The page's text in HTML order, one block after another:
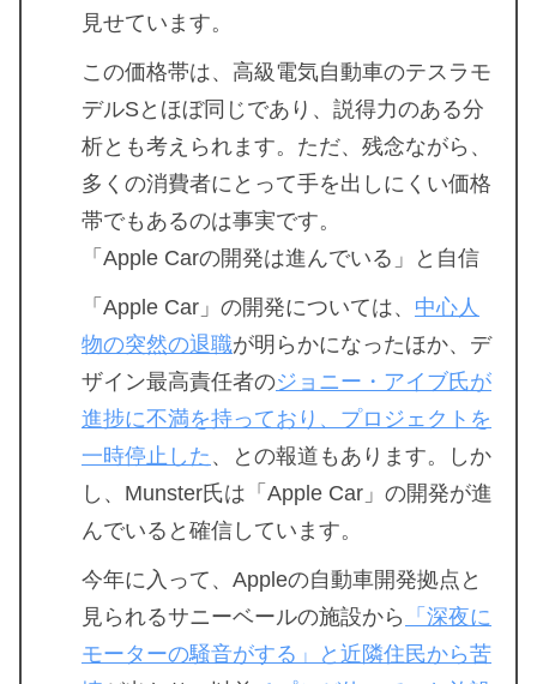
見せています。
この価格帯は、高級電気自動車のテスラモ
デルSとほぼ同じであり、説得力のある分
析とも考えられます。ただ、残念ながら、
多くの消費者にとって手を出しにくい価格
帯でもあるのは事実です。
「Apple Carの開発は進んでいる」と自信
「Apple Car」の開発については、 中心人
物の突然の退職が明らかになったほか、デ
ザイン最高責任者のジョニー・アイブ氏が
進捗に不満を持っており、プロジェクトを
一時停止した、との報道もあります。しか
し、Munster氏は「Apple Car」の開発が進
んでいると確信しています。
今年に入って、Appleの自動車開発拠点と
見られるサニーベールの施設から
「深夜に
モーターの騒音がする」と近隣住民から苦